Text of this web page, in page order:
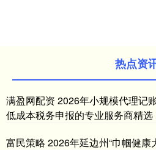
热点资
满盈网配资 2026年小规模代理记
低成本税务申报的专业服务商精选
富民策略 2026年延边州“巾帼健康